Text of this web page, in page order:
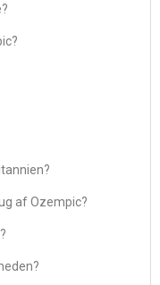
af Ozempic?